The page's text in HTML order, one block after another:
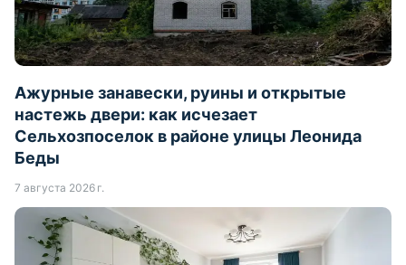
Ажурные занавески, руины и открытые
настежь двери: как исчезает
Сельхозпоселок в районе улицы Леонида
Беды
7 августа 2026 г.